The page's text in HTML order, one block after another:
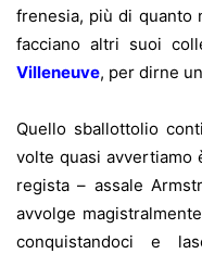
frenesia, più di quanto
facciano altri suoi
Villeneuve, per dirne
Quello sballottolio
volte quasi avvertiamo
regista – assale
avvolge
conquistandoci e